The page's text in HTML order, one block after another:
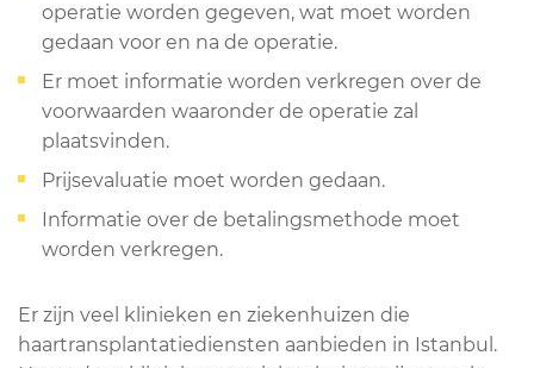
operatie worden gegeven, wat moet worden
gedaan voor en na de operatie.
Er moet informatie worden verkregen over de
voorwaarden waaronder de operatie zal
plaatsvinden.
Prijsevaluatie moet worden gedaan.
Informatie over de betalingsmethode moet
worden verkregen.
Er zijn veel klinieken en ziekenhuizen die
haartransplantatiediensten aanbieden in Istanbul.